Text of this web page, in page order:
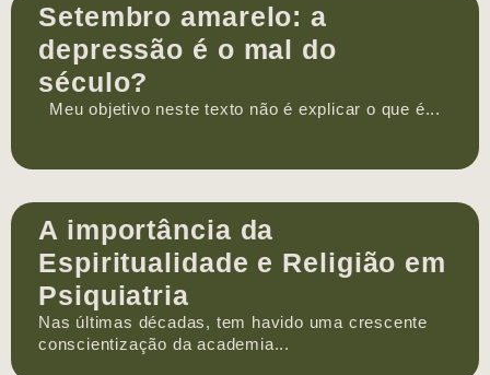
Setembro amarelo: a
depressão é o mal do
século?
Meu objetivo neste texto não é explicar o que é...
A importância da
Espiritualidade e Religião em
Psiquiatria
Nas últimas décadas, tem havido uma crescente
conscientização da academia...